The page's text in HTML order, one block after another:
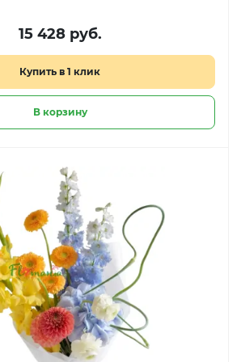
15 428 руб.
Купить в 1 клик
В корзину